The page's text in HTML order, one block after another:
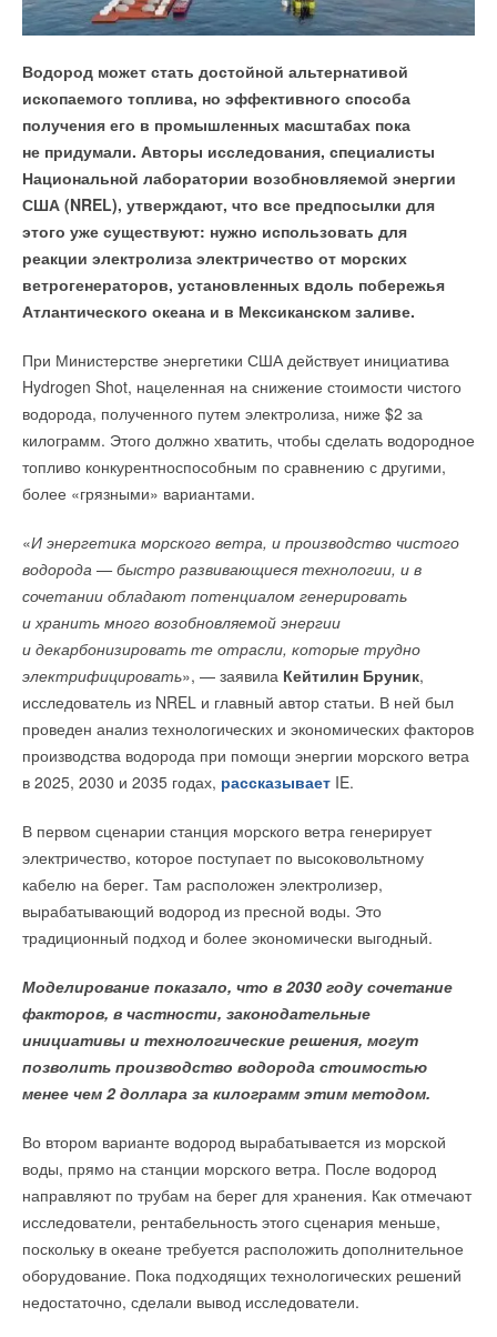
Водород может стать достойной альтернативой
ископаемого топлива, но эффективного способа
получения его в промышленных масштабах пока
не придумали. Авторы исследования, специалисты
Национальной лаборатории возобновляемой энергии
США (NREL), утверждают, что все предпосылки для
этого уже существуют: нужно использовать для
реакции электролиза электричество от морских
ветрогенераторов, установленных вдоль побережья
Атлантического океана и в Мексиканском заливе.
При Министерстве энергетики США действует инициатива
Hydrogen Shot, нацеленная на снижение стоимости чистого
водорода, полученного путем электролиза, ниже $2 за
килограмм. Этого должно хватить, чтобы сделать водородное
топливо конкурентноспособным по сравнению с другими,
более «грязными» вариантами.
«И энергетика морского ветра, и производство чистого
водорода — быстро развивающиеся технологии, и в
сочетании обладают потенциалом генерировать
и хранить много возобновляемой энергии
и декарбонизировать те отрасли, которые трудно
электрифицировать», — заявила Кейтилин Бруник,
исследователь из NREL и главный автор статьи. В ней был
проведен анализ технологических и экономических факторов
производства водорода при помощи энергии морского ветра
в 2025, 2030 и 2035 годах, рассказывает IE.
В первом сценарии станция морского ветра генерирует
электричество, которое поступает по высоковольтному
кабелю на берег. Там расположен электролизер,
вырабатывающий водород из пресной воды. Это
традиционный подход и более экономически выгодный.
Моделирование показало, что в 2030 году сочетание
факторов, в частности, законодательные
инициативы и технологические решения, могут
позволить производство водорода стоимостью
менее чем 2 доллара за килограмм этим методом.
Во втором варианте водород вырабатывается из морской
воды, прямо на станции морского ветра. После водород
направляют по трубам на берег для хранения. Как отмечают
исследователи, рентабельность этого сценария меньше,
поскольку в океане требуется расположить дополнительное
оборудование. Пока подходящих технологических решений
недостаточно, сделали вывод исследователи.
ЭКОСТАБ — это современное оборудования для
лабораторного и полевого анализа водных сред,
включающее карманные, портативные и настольные pH-
метры, кондуктометры, оксиметры, мутномеры, фотометры,
мультипараметровые приборы, термостаты для систем
определения БПК (биологическое потребление кислорода).
В мае 2024 года лабораторные и портативные фотометры
ЭКОСТАБ были внесены в Государственный реестр средств
измерения. Теперь все приборы линейки ЭКОСТАБ имеют
официальное подтверждение их метрологических
характеристик, могут быть поверены и применяться для
лабораторного контроля качества питьевой, сточных и
технологических вод на предприятиях.
Читайте по теме:
→
Более 85% котельных и ЦТП Подмосковья передают
данные в систему мониторинга
НОВОСТИ СОК 21 ИЮЛЯ 2026
→
В июне бизнес закупал сантехнику для обновления
→
МОЭК внедряет разработанный по собственной
программе НИОКР новый течеискатель
НОВОСТИ СОК 20 ИЮЛЯ 2026
→
Royal Thermo укрепляет технологическое лидерство:
компания получила патент на новую разработку
НОВОСТИ СОК 3 ИЮЛЯ 2026
→ Новинка Ридан: манометры для ЖКХ и промышленности
В Новосибирске создали сверхчувствительный датчик,
способный распознавать метан по нескольким
молекулам
НОВОСТИ СОК 16 ИЮНЯ 2026
→
В Госдуму внесён законопроект об оплате отопления по
фактическому потреблению
НОВОСТИ СОК 11 ИЮНЯ 2026
→
Native‑NFD V2: преобразователи частоты нового
поколения
НОВОСТИ СОК 29 МАЯ 2026
→
Более 60% российских мастеров столкнулись с
поставок ископаемого топлива, без которого не будет
островного государства. На протяжении 15 лет Япония
использует вертикальные соосные тубрины
противоположного вращения, вырабатывающие
энергию даже при слабом ветре. На одном из Гавайских
островов решили опробовать это решение.
На одном из Гавайских островов испытают инновационные
ветрогенераторы из Японии. Местная администрация
заключила договор с японской энергокомпанией Kanoa
Winds на испытание новой для Северной Америки
Ее уникальность — в двух винтах, насаженных на одну
ось и вращающихся в противоположных
направлениях. Это позволяет получать энергию даже
при ветре силой 3 м/с и не останавливаться, когда
порывы достигают 60 м/с. Стандартные
ветра более 20 м/с.
Кроме того, вертикальная конструкция привлекает
компактностью и малошумностью — несомненный плюс для
густонаселенных и туристических регионов. Также Kanoa
подчеркивает безопасность этих турбин, внутри которых
в Японии даже гнездятся птицы.
Проект находится на ранних этапах. Сначала
на испытательном полигоне установят один опытный
вырабатывающий от 10 до 25 кВт*ч энергии в сутки. Этого
хватает на нужды среднего гавайского дома.
После оценки эффективности, рентабельности
и безопасности администрация примет решение о
Немецкий стартап Sinn Power построит первую в мире
плавучую фотоэлектрическую систему с солнечными
модулями, установленными вертикально. Мощность
электростанции, состоящей из 2500 солнечных модулей,
Читайте по теме:
→
Учёные ЮУрГУ создали каскадную установку,
НОВОСТИ СОК 6 АВГУСТА 2026